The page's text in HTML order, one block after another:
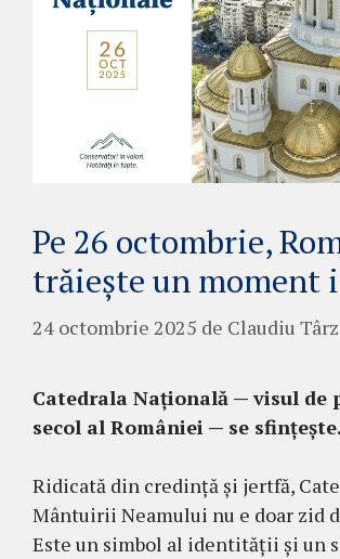
Pe 26 octombrie,
trăiește un moment
24 octombrie 2025 de Claudiu
Catedrala Națională — visul de
secol al României — se sfințește.
Ridicată din credință și jertfă,
Mântuirii Neamului nu e doar zid
Este un simbol al identității și un